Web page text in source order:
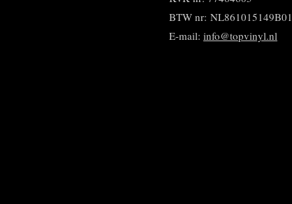
BTW nr: NL861015149B01
E-mail: info@topvinyl.nl